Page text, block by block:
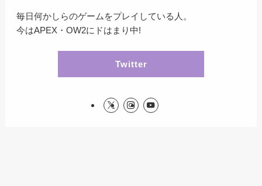
毎日何かしらのゲームをプレイしている人。
今はAPEX・OW2にドはまり中!
Twitter